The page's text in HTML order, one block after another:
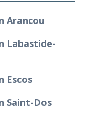
Arancou
Labastide-
Escos
Saint-Dos